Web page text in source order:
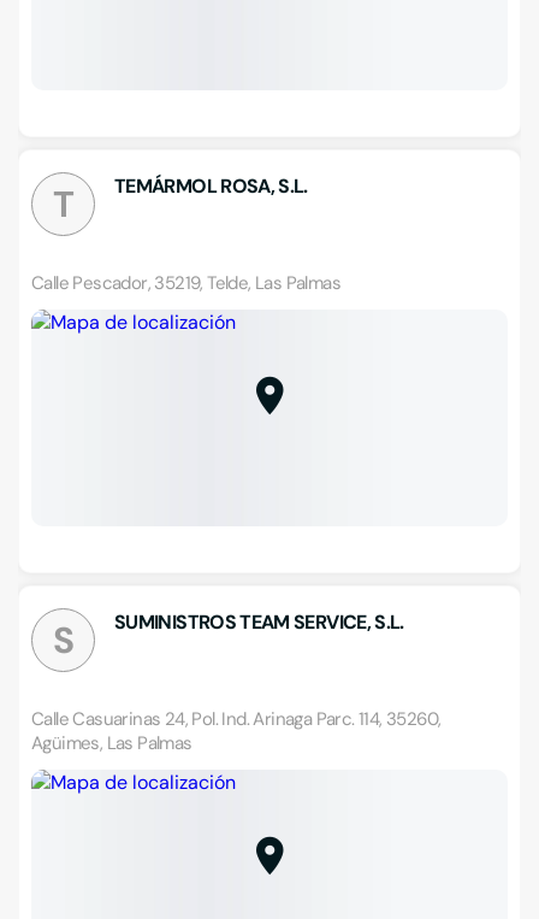
T TEMÁRMOL ROSA, S.L.
Calle Pescador, 35219, Telde, Las Palmas
S SUMINISTROS TEAM SERVICE, S.L.
Calle Casuarinas 24, Pol. Ind. Arinaga Parc. 114, 35260,
Agüimes, Las Palmas